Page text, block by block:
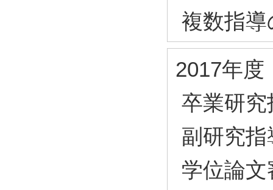
複数指
2017年度
卒業研
副研究
学位論